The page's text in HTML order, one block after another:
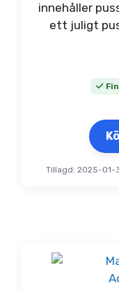
innehåller
ett juligt
Tillagd: 2025-01-